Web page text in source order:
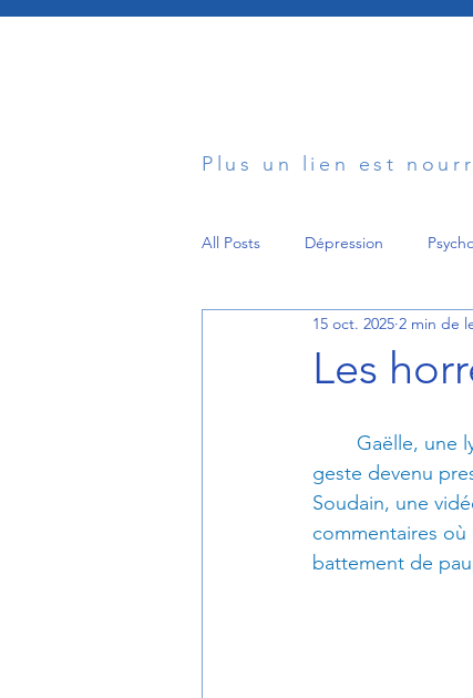
Plus un lien est
All Posts Dépression
Deuil
Procrastination
Les
15 oct. 2025 2 min de
Gaëlle, une
geste devenu
Soudain, une
commentaires où
battement de